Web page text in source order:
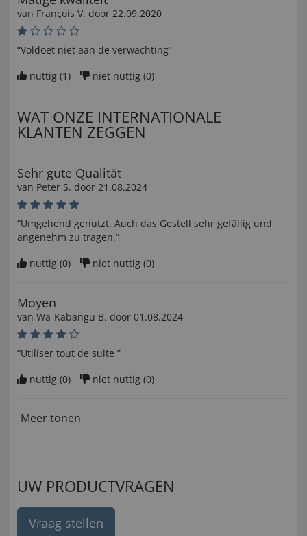
van François V. door 22.09.2020
“Voldoet niet aan de verwachting”
nuttig (1) niet nuttig (0)
WAT ONZE INTERNATIONALE
KLANTEN ZEGGEN
Sehr gute Qualität
van Peter S. door 21.08.2024
“Umgehend genutzt. Auch das Gestell sehr gefällig und
angenehm zu tragen.”
nuttig (0) niet nuttig (0)
Moyen
van Wa-Kabangu B. door 01.08.2024
“Utiliser tout de suite ”
nuttig (0) niet nuttig (0)
Meer tonen
UW PRODUCTVRAGEN
Vraag stellen